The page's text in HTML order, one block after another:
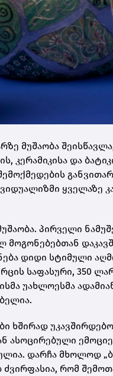
მუშაობა
კერამიკისა და
ყველაზე
პირველი
მოგონებებთან
დიდი სტიმული
საფასური, 350
უახლოესმა
ხშირად
ასოცირებული
დარჩა მხოლოდ
რომ